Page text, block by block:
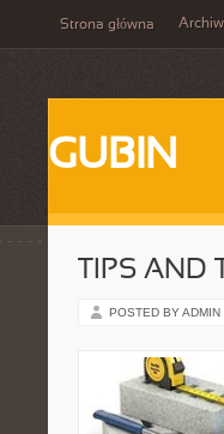
Strona główna
GUBIN
TIPS AND
POSTED BY ADMIN